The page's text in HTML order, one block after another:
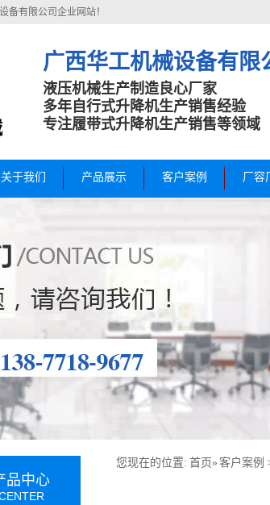
备有限公司企业网站！
广西华工机械设备有限
液压机械生产制造良心厂家
多年自行式升降机生产销售经验
专注履带式升降机生产销售等领域
关于我们 产品展示 客户案例 厂容
您现在的位置: 首页» 客户案例
品中心